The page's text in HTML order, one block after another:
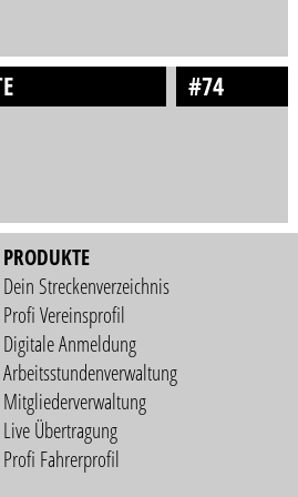
#74
PRODUKTE
Dein Streckenverzeichnis
Profi Vereinsprofil
Digitale Anmeldung
Arbeitsstundenverwaltung
Mitgliederverwaltung
Live Übertragung
Profi Fahrerprofil